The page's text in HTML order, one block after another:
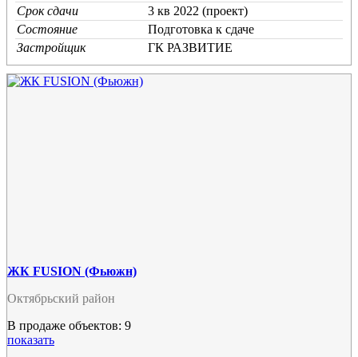
Срок сдачи
3 кв 2022 (проект)
Состояние
Подготовка к сдаче
Застройщик
ГК РАЗВИТИЕ
ЖК FUSION (Фьюжн)
Октябрьский район
В продаже объектов: 9
показать